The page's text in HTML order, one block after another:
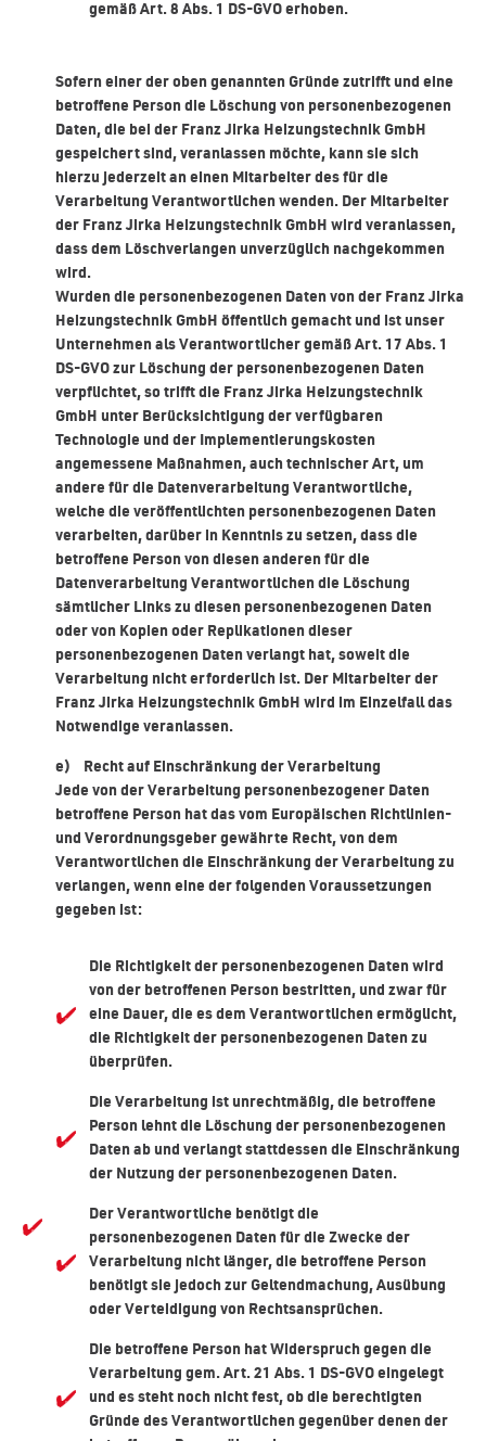
gemäß Art. 8 Abs. 1 DS-GVO erhoben.
Sofern einer der oben genannten Gründe zutrifft und eine
betroffene Person die Löschung von personenbezogenen
Daten, die bei der Franz Jirka Heizungstechnik GmbH
gespeichert sind, veranlassen möchte, kann sie sich
hierzu jederzeit an einen Mitarbeiter des für die
Verarbeitung Verantwortlichen wenden. Der Mitarbeiter
der Franz Jirka Heizungstechnik GmbH wird veranlassen,
dass dem Löschverlangen unverzüglich nachgekommen
wird.
Wurden die personenbezogenen Daten von der Franz Jirka
Heizungstechnik GmbH öffentlich gemacht und ist unser
Unternehmen als Verantwortlicher gemäß Art. 17 Abs. 1
DS-GVO zur Löschung der personenbezogenen Daten
verpflichtet, so trifft die Franz Jirka Heizungstechnik
GmbH unter Berücksichtigung der verfügbaren
Technologie und der Implementierungskosten
angemessene Maßnahmen, auch technischer Art, um
andere für die Datenverarbeitung Verantwortliche,
welche die veröffentlichten personenbezogenen Daten
verarbeiten, darüber in Kenntnis zu setzen, dass die
betroffene Person von diesen anderen für die
Datenverarbeitung Verantwortlichen die Löschung
sämtlicher Links zu diesen personenbezogenen Daten
oder von Kopien oder Replikationen dieser
personenbezogenen Daten verlangt hat, soweit die
Verarbeitung nicht erforderlich ist. Der Mitarbeiter der
Franz Jirka Heizungstechnik GmbH wird im Einzelfall das
Notwendige veranlassen.
e) Recht auf Einschränkung der Verarbeitung
Jede von der Verarbeitung personenbezogener Daten
betroffene Person hat das vom Europäischen Richtlinien-
und Verordnungsgeber gewährte Recht, von dem
Verantwortlichen die Einschränkung der Verarbeitung zu
verlangen, wenn eine der folgenden Voraussetzungen
gegeben ist:
Die Richtigkeit der personenbezogenen Daten wird
von der betroffenen Person bestritten, und zwar für
eine Dauer, die es dem Verantwortlichen ermöglicht,
die Richtigkeit der personenbezogenen Daten zu
überprüfen.
Die Verarbeitung ist unrechtmäßig, die betroffene
Person lehnt die Löschung der personenbezogenen
Daten ab und verlangt stattdessen die Einschränkung
der Nutzung der personenbezogenen Daten.
Der Verantwortliche benötigt die
personenbezogenen Daten für die Zwecke der
Verarbeitung nicht länger, die betroffene Person
benötigt sie jedoch zur Geltendmachung, Ausübung
oder Verteidigung von Rechtsansprüchen.
Die betroffene Person hat Widerspruch gegen die
Verarbeitung gem. Art. 21 Abs. 1 DS-GVO eingelegt
und es steht noch nicht fest, ob die berechtigten
Gründe des Verantwortlichen gegenüber denen der